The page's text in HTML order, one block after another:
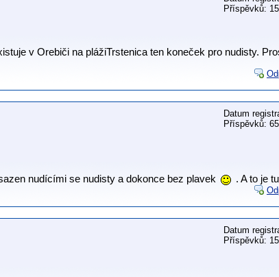
Příspěvků:
v Orebiči na plážiTrstenica ten koneček pro nudisty.
Datum
Příspěvků:
nudícími se nudisty a dokonce bez plavek . A to je
Datum
Příspěvků: